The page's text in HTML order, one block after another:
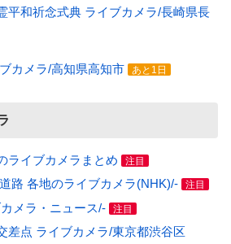
平和祈念式典 ライブカメラ/長崎県長
カメラ/高知県高知市 あと1日
ライブカメラまとめ 注目
路 各地のライブカメラ(NHK)/- 注目
メラ・ニュース/- 注目
差点 ライブカメラ/東京都渋谷区